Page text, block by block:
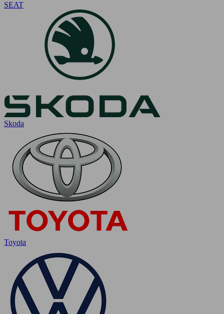
SEAT
Skoda
Toyota